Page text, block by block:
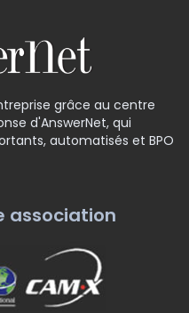
grâce au centre
d'AnswerNet, qui
automatisés et BPO
association